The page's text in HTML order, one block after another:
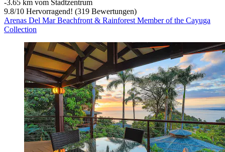
‐3.65 km vom Stadtzentrum
9.8/10 Hervorragend! (319 Bewertungen)
Arenas Del Mar Beachfront & Rainforest Member of the Cayuga
Collection